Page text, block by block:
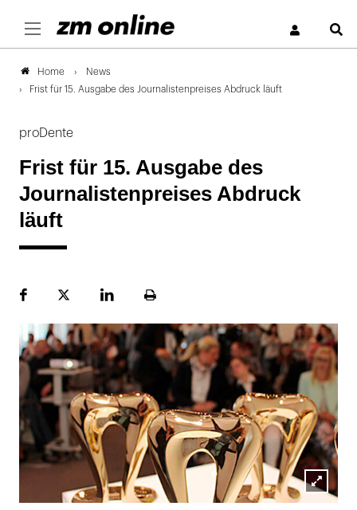
Home
News
Frist für 15. Ausgabe des Journalistenpreises Abdruck läuft
proDente
Frist für 15. Ausgabe des
Journalistenpreises Abdruck
läuft
FacebookPlattformLinekdInSeite
Lightbox